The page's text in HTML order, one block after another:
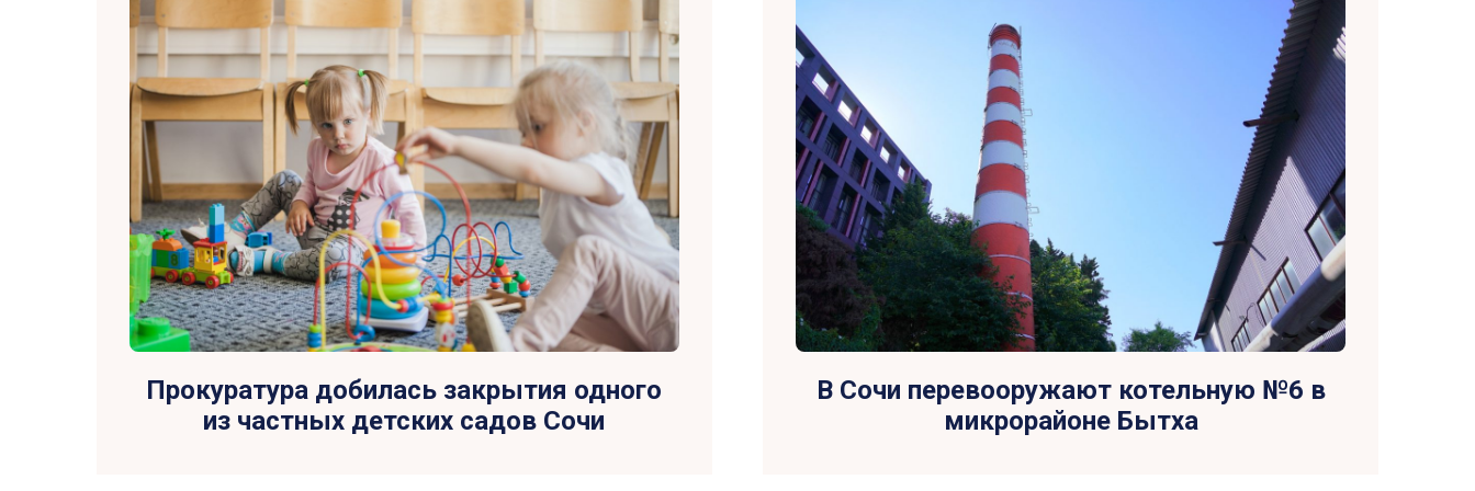
Прокуратура добилась закрытия одного
из частных детских садов Сочи
В Сочи перевооружают котельную №6 в
микрорайоне Бытха